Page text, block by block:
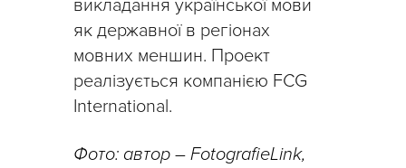
викладання української мови
як державної в регіонах
мовних меншин. Проект
реалізується компанією FCG
International.
Фото: автор – FotografieLink,